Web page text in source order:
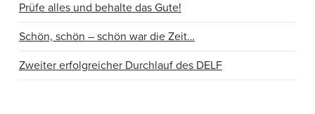
Prüfe alles und behalte das Gute!
Schön, schön – schön war die Zeit…
Zweiter erfolgreicher Durchlauf des DELF